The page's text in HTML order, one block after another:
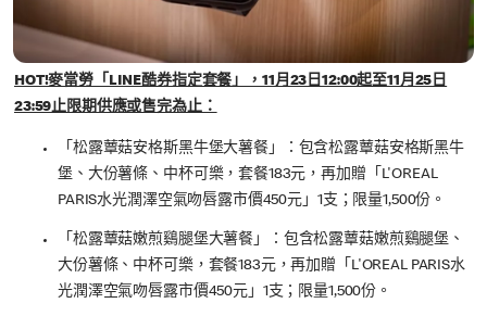
HOT!麥當勞「LINE酷券指定套餐」，11月23日12:00起至11月25日
23:59止限期供應或售完為止：
「松露蕈菇安格斯黑牛堡大薯餐」：包含松露蕈菇安格斯黑牛
堡、大份薯條、中杯可樂，套餐183元，再加贈「L'OREAL
PARIS水光潤澤空氣吻唇露市價450元」1支；限量1,500份。
「松露蕈菇嫩煎鷄腿堡大薯餐」：包含松露蕈菇嫩煎鷄腿堡、
大份薯條、中杯可樂，套餐183元，再加贈「L'OREAL PARIS水
光潤澤空氣吻唇露市價450元」1支；限量1,500份。